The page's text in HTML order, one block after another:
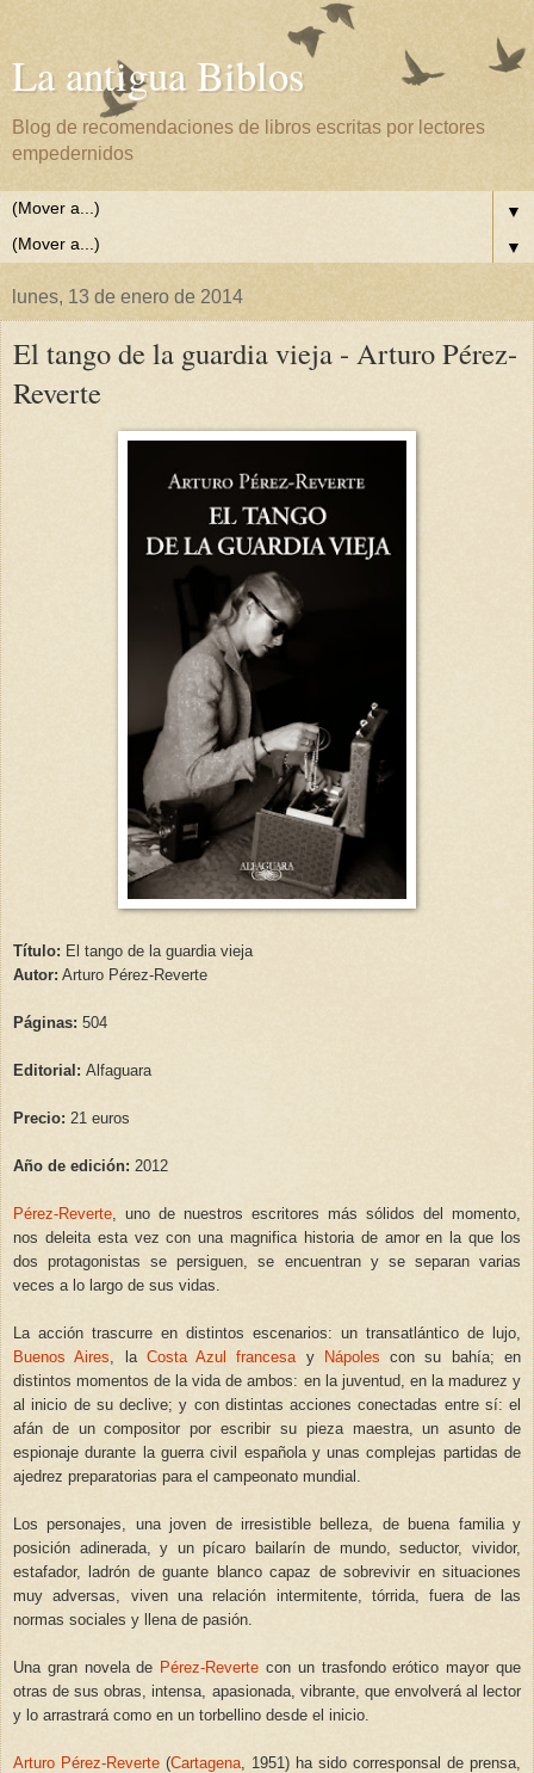
La antigua Biblos
Blog de recomendaciones de libros escritas por lectores
empedernidos
▼
▼
lunes, 13 de enero de 2014
El tango de la guardia vieja - Arturo Pérez-
Reverte
Título: El tango de la guardia vieja
Autor: Arturo Pérez-Reverte
Páginas: 504
Editorial: Alfaguara
Precio: 21 euros
Año de edición: 2012
Pérez-Reverte , uno de nuestros escritores más sólidos del momento,
nos deleita esta vez con una magnifica historia de amor en la que los
dos protagonistas se persiguen, se encuentran y se separan varias
veces a lo largo de sus vidas.
La acción trascurre en distintos escenarios: un transatlántico de lujo,
Buenos Aires , la Costa Azul francesa y Nápoles con su bahía; en
distintos momentos de la vida de ambos: en la juventud, en la madurez y
al inicio de su declive; y con distintas acciones conectadas entre sí: el
afán de un compositor por escribir su pieza maestra, un asunto de
espionaje durante la guerra civil española y unas complejas partidas de
ajedrez preparatorias para el campeonato mundial.
Los personajes, una joven de irresistible belleza, de buena familia y
posición adinerada, y un pícaro bailarín de mundo, seductor, vividor,
estafador, ladrón de guante blanco capaz de sobrevivir en situaciones
muy adversas, viven una relación intermitente, tórrida, fuera de las
normas sociales y llena de pasión.
Una gran novela de Pérez-Reverte con un trasfondo erótico mayor que
otras de sus obras, intensa, apasionada, vibrante, que envolverá al lector
y lo arrastrará como en un torbellino desde el inicio.
Arturo Pérez-Reverte (Cartagena , 1951) ha sido corresponsal de prensa,